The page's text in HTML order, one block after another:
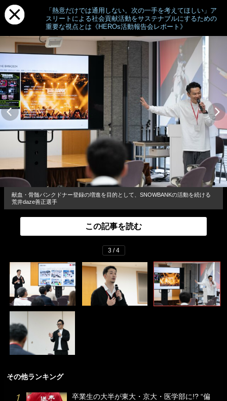
「熱意だけでは通用しない。次の一手を考えてほしい」ア
スリートによる社会貢献活動をサステナブルにするための
重要な視点とは《HEROs活動報告会レポート》
献血・骨髄バンクドナー登録の増進を目的として、SNOWBANKの活動を続ける
荒井daze善正選手
この記事を読む
3 / 4
その他ランキング
卒業生の大半が東大・京大・医学部に!? “偏